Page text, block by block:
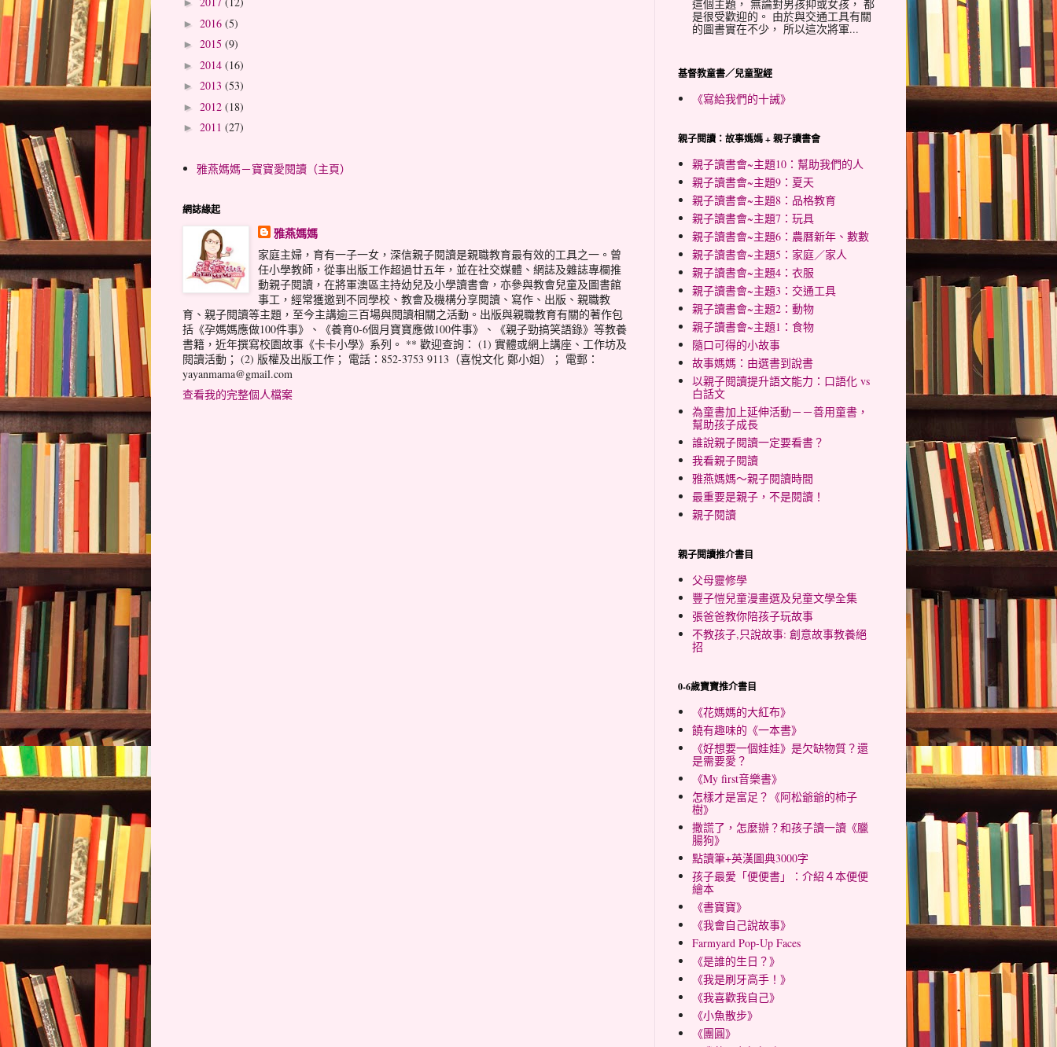
►
► 2016 (5)
► 2015 (9)
► 2014 (16)
► 2013 (53)
► 2012 (18)
► 2011 (27)
雅燕媽媽－寶寶愛閱讀（主頁）
網誌緣起
雅燕媽媽
家庭主婦，育有一子一女，深信親子閱讀是親職教育最有效的工具之一。曾
任小學教師，從事出版工作超過廿五年，並在社交媒體、網誌及雜誌專欄推
動親子閱讀，在將軍澳區主持幼兒及小學讀書會，亦參與教會兒童及圖書館
事工，經常獲邀到不同學校、教會及機構分享閱讀、寫作、出版、親職教
育、親子閱讀等主題，至今主講逾三百場與閱讀相關之活動。出版與親職教育有關的著作包
括《孕媽媽應做100件事》、《養育0-6個月寶寶應做100件事》、《親子勁搞笑語錄》等教養
書籍，近年撰寫校園故事《卡卡小學》系列。 ** 歡迎查詢： (1) 實體或網上講座、工作坊及
閱讀活動； (2) 版權及出版工作； 電話：852-3753 9113（喜悅文化 鄭小姐）； 電郵：
yayanmama@gmail.com
查看我的完整個人檔案
這個主題， 無論對男孩抑或女孩， 都
是很受歡迎的。 由於與交通工具有關
的圖書實在不少， 所以這次將軍...
基督教童書／兒童聖經
《寫給我們的十誡》
親子閱讀：故事媽媽 + 親子讀書會
親子讀書會~主題10：幫助我們的人
親子讀書會~主題9：夏天
親子讀書會~主題8：品格教育
親子讀書會~主題7：玩具
親子讀書會~主題6：農曆新年、數數
親子讀書會~主題5：家庭／家人
親子讀書會~主題4：衣服
親子讀書會~主題3：交通工具
親子讀書會~主題2：動物
親子讀書會~主題1：食物
隨口可得的小故事
故事媽媽：由選書到說書
以親子閱讀提升語文能力：口語化 vs
白話文
為童書加上延伸活動－－善用童書，
幫助孩子成長
誰說親子閱讀一定要看書？
我看親子閱讀
雅燕媽媽～親子閱讀時間
最重要是親子，不是閱讀！
親子閱讀
親子閱讀推介書目
父母靈修學
豐子愷兒童漫畫選及兒童文學全集
張爸爸教你陪孩子玩故事
不教孩子,只說故事: 創意故事教養絕
招
0-6歲寶寶推介書目
《花媽媽的大紅布》
饒有趣味的《一本書》
《好想要一個娃娃》是欠缺物質？還
是需要愛？
《My first音樂書》
怎樣才是富足？《阿松爺爺的杮子
樹》
撒謊了，怎麼辦？和孩子讀一讀《臘
腸狗》
點讀筆+英漢圖典3000字
孩子最愛「便便書」：介紹４本便便
繪本
《書寶寶》
《我會自己說故事》
Farmyard Pop-Up Faces
《是誰的生日？》
《我是刷牙高手！》
《我喜歡我自己》
《小魚散步》
《團圓》